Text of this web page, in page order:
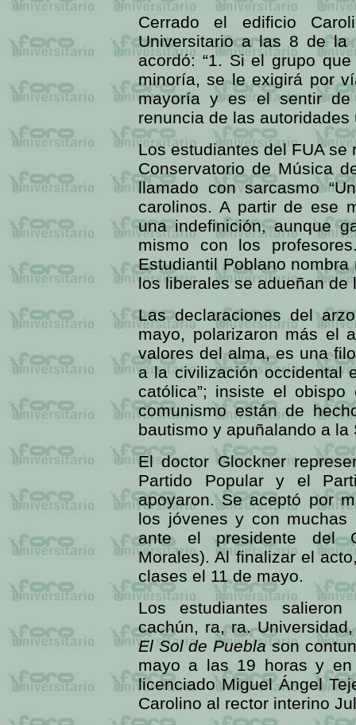
Cerrado el edificio
Universitario a las 8 de la
acordó: “1. Si el grupo
minoría, se le exigirá por
mayoría y es el sentir de
renuncia de las
Los estudiantes del FUA
Conservatorio de Música
llamado con sarcasmo
carolinos. A partir de ese
una indefinición, aunque
mismo con los
Estudiantil Poblano
los liberales se adueñan de
Las declaraciones del
mayo, polarizaron más el
valores del alma, es una
a la civilización occidental
católica”; insiste el
comunismo están de
bautismo y apuñalando a la
El doctor Glockner
Partido Popular y el
apoyaron. Se aceptó por
los jóvenes y con muchas
ante el presidente del
Morales). Al finalizar el
clases el 11 de mayo.
Los estudiantes salieron
cachún, ra, ra.
El Sol de Pueblason
mayo a las 19 horas y
licenciado Miguel Ángel
Carolino al rector interino